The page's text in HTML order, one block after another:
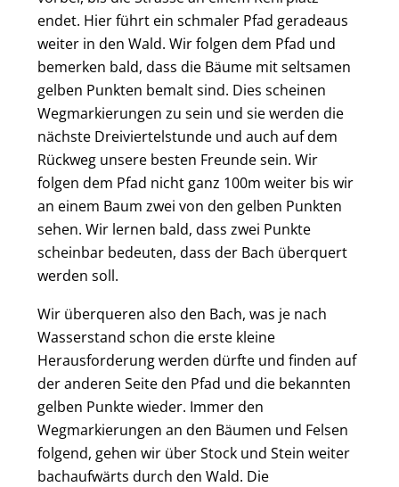
endet. Hier führt ein schmaler Pfad geradeaus
weiter in den Wald. Wir folgen dem Pfad und
bemerken bald, dass die Bäume mit seltsamen
gelben Punkten bemalt sind. Dies scheinen
Wegmarkierungen zu sein und sie werden die
nächste Dreiviertelstunde und auch auf dem
Rückweg unsere besten Freunde sein. Wir
folgen dem Pfad nicht ganz 100m weiter bis wir
an einem Baum zwei von den gelben Punkten
sehen. Wir lernen bald, dass zwei Punkte
scheinbar bedeuten, dass der Bach überquert
werden soll.
Wir überqueren also den Bach, was je nach
Wasserstand schon die erste kleine
Herausforderung werden dürfte und finden auf
der anderen Seite den Pfad und die bekannten
gelben Punkte wieder. Immer den
Wegmarkierungen an den Bäumen und Felsen
folgend, gehen wir über Stock und Stein weiter
bachaufwärts durch den Wald. Die